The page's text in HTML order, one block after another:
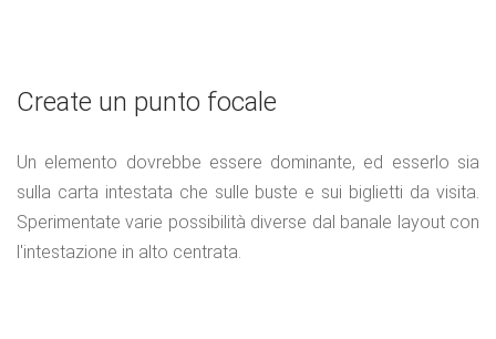
Create un punto focale
Un elemento dovrebbe essere dominante, ed esserlo sia
sulla carta intestata che sulle buste e sui biglietti da visita.
Sperimentate varie possibilità diverse dal banale layout con
l'intestazione in alto centrata.